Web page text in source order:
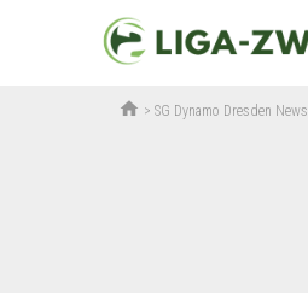
home > SG Dynamo Dresden News